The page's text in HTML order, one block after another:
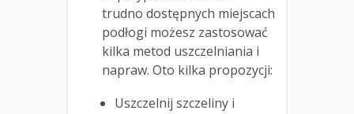
trudno dostępnych miejscach
podłogi możesz zastosować
kilka metod uszczelniania i
napraw. Oto kilka propozycji:
Uszczelnij szczeliny i